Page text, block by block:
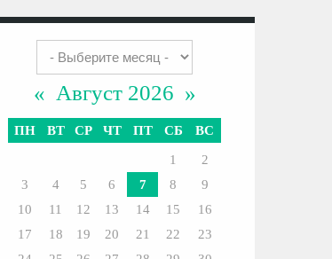
« Август 2026 »
ПН ВТ СР ЧТ ПТ СБ ВС
1
2
3
4 5 6 7 8
9
10
11 12 13 14 15
16
17
18 19 20 21 22
23